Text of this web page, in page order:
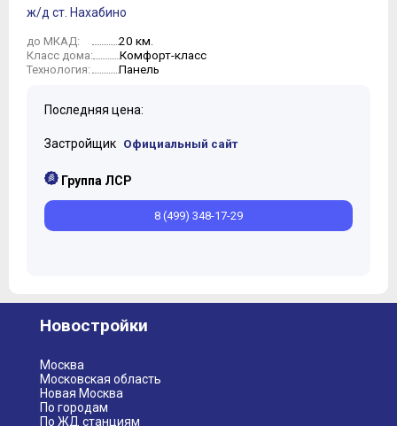
8
10
11
ж/д ст. Нахабино
до МКАД: 20 км.
Класс дома: Комфорт-класс
Технология: Панель
Последняя цена:
Застройщик Официальный сайт
Группа ЛСР
8 (499) 348-17-29
Новостройки
Москва
Московская область
Новая Москва
По городам
По ЖД станциям